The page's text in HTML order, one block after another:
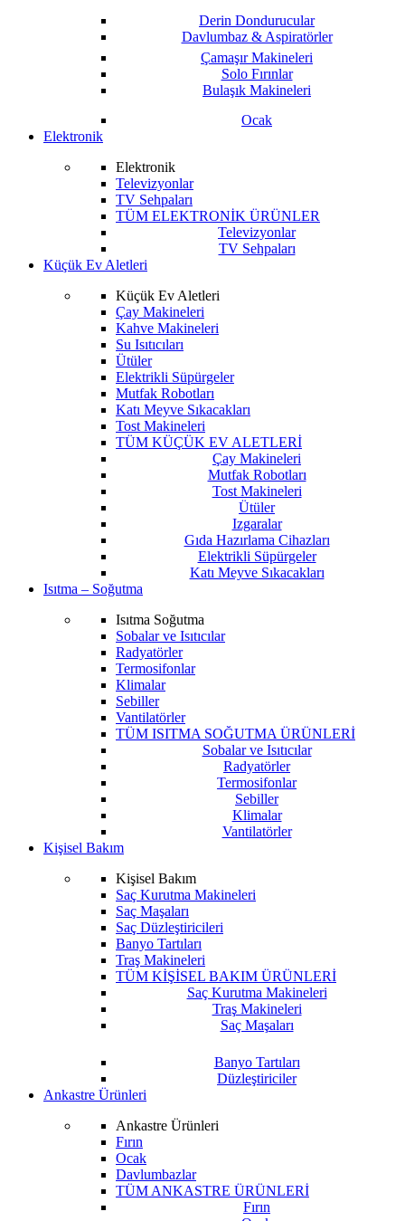
Derin Dondurucular
Davlumbaz & Aspiratörler
Çamaşır Makineleri
Solo Fırınlar
Bulaşık Makineleri
Ocak
Elektronik
Elektronik
Televizyonlar
TV Sehpaları
TÜM ELEKTRONİK ÜRÜNLER
Televizyonlar
TV Sehpaları
Küçük Ev Aletleri
Küçük Ev Aletleri
Çay Makineleri
Kahve Makineleri
Su Isıtıcıları
Ütüler
Elektrikli Süpürgeler
Mutfak Robotları
Katı Meyve Sıkacakları
Tost Makineleri
TÜM KÜÇÜK EV ALETLERİ
Çay Makineleri
Mutfak Robotları
Tost Makineleri
Ütüler
Izgaralar
Gıda Hazırlama Cihazları
Elektrikli Süpürgeler
Katı Meyve Sıkacakları
Isıtma – Soğutma
Isıtma Soğutma
Sobalar ve Isıtıcılar
Radyatörler
Termosifonlar
Klimalar
Sebiller
Vantilatörler
TÜM ISITMA SOĞUTMA ÜRÜNLERİ
Sobalar ve Isıtıcılar
Radyatörler
Termosifonlar
Sebiller
Klimalar
Vantilatörler
Kişisel Bakım
Kişisel Bakım
Saç Kurutma Makineleri
Saç Maşaları
Saç Düzleştiricileri
Banyo Tartıları
Traş Makineleri
TÜM KİŞİSEL BAKIM ÜRÜNLERİ
Saç Kurutma Makineleri
Traş Makineleri
Saç Maşaları
Banyo Tartıları
Düzleştiriciler
Ankastre Ürünleri
Ankastre Ürünleri
Fırın
Ocak
Davlumbazlar
TÜM ANKASTRE ÜRÜNLERİ
Fırın